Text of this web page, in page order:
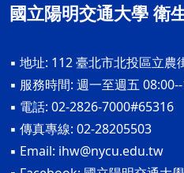
國立陽明交通大學 衛
▪ 地址: 112 臺北市北投區立
▪ 服務時間: 週一至週五
▪ 電話: 02-2826-7000#65316
▪ 傳真專線: 02-28205503
▪ Email: ihw@nycu.edu.tw